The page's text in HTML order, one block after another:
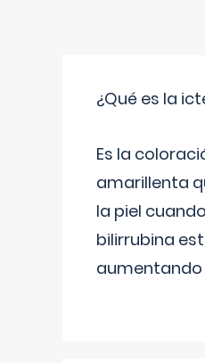
¿Qué es la
Es la
amarillenta
la piel
bilirrubina
aumentando